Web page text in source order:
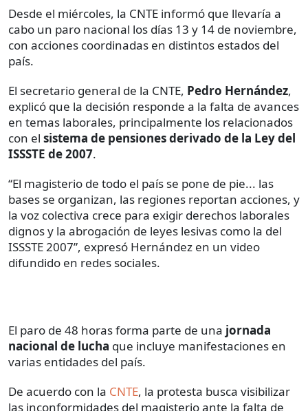
Desde el miércoles, la CNTE informó que llevaría a
cabo un paro nacional los días 13 y 14 de noviembre,
con acciones coordinadas en distintos estados del
país.
El secretario general de la CNTE, Pedro Hernández,
explicó que la decisión responde a la falta de avances
en temas laborales, principalmente los relacionados
con el sistema de pensiones derivado de la Ley del
ISSSTE de 2007.
“El magisterio de todo el país se pone de pie... las
bases se organizan, las regiones reportan acciones, y
la voz colectiva crece para exigir derechos laborales
dignos y la abrogación de leyes lesivas como la del
ISSSTE 2007”, expresó Hernández en un video
difundido en redes sociales.
El paro de 48 horas forma parte de una jornada
nacional de lucha que incluye manifestaciones en
varias entidades del país.
De acuerdo con la CNTE, la protesta busca visibilizar
las inconformidades del magisterio ante la falta de